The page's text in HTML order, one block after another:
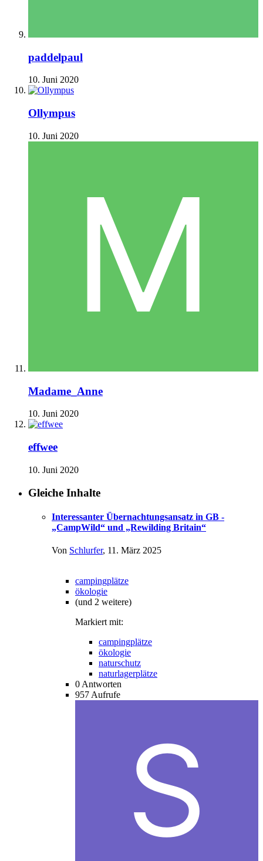
paddelpaul
10. Juni 2020
Ollympus
10. Juni 2020
Madame_Anne
10. Juni 2020
effwee
10. Juni 2020
Gleiche Inhalte
Interessanter Übernachtungsansatz in GB -
„CampWild“ und „Rewilding Britain“
Von Schlurfer, 11. März 2025
campingplätze
ökologie
(und 2 weitere)
Markiert mit:
campingplätze
ökologie
naturschutz
naturlagerplätze
0 Antworten
957 Aufrufe